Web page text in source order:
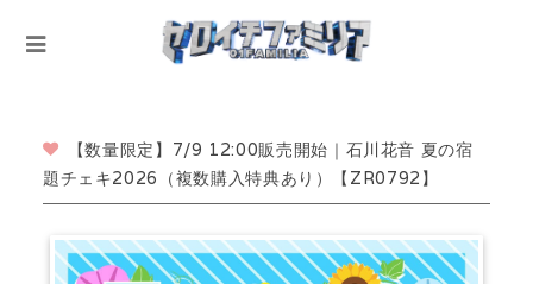
【数量限定】7/9 12:00販売開始｜石川花音 夏の宿
題チェキ2026（複数購入特典あり）【ZR0792】